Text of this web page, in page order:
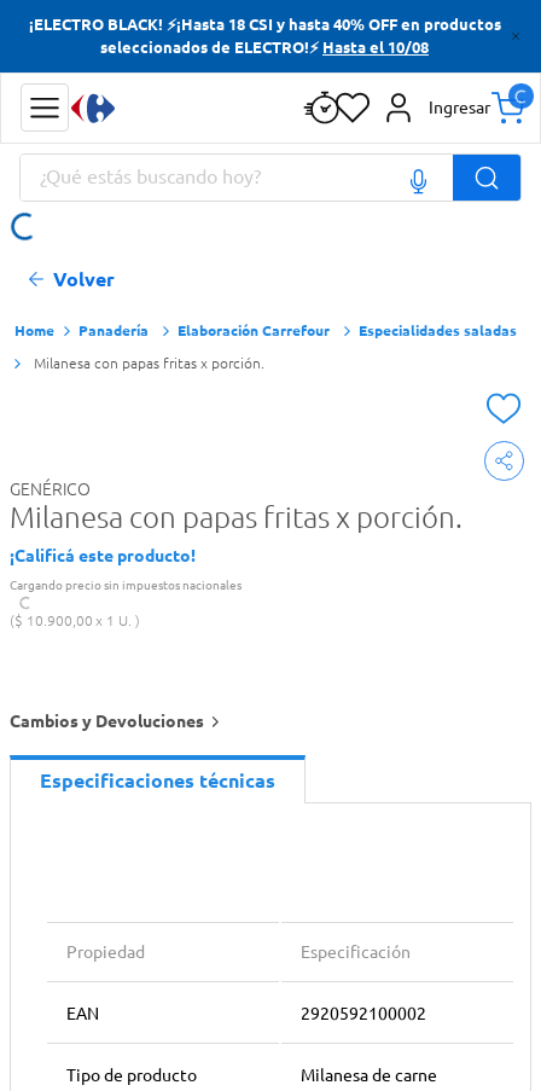
¡ELECTRO BLACK! ⚡¡Hasta 18 CSI y hasta 40% OFF en productos
seleccionados de ELECTRO!⚡ Hasta el 10/08
Ingresar
¿Qué estás buscando hoy?
Volver
Panadería Elaboración Carrefour Especialidades saladas
Milanesa con papas fritas x porción.
GENÉRICO
Milanesa con papas fritas x porción.
¡Calificá este producto!
Cargando precio sin impuestos nacionales
$ 10.900,00 1 U.
Cambios y Devoluciones
Especificaciones técnicas
Propiedad Especificación
EAN 2920592100002
Tipo de producto Milanesa de carne
Términos más buscados
Yerba
Cerveza
Doves
Términos más buscados
Yerba
Cerveza
Doves
Papas Fritas